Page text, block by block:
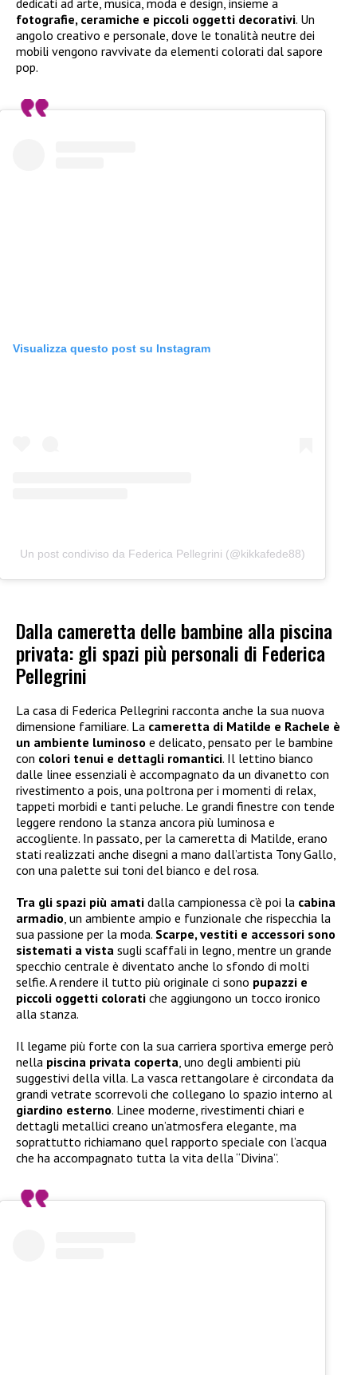
dedicati ad arte, musica, moda e design, insieme a
fotografie, ceramiche e piccoli oggetti decorativi. Un
angolo creativo e personale, dove le tonalità neutre dei
mobili vengono ravvivate da elementi colorati dal sapore
pop.
Visualizza questo post su Instagram
Un post condiviso da Federica Pellegrini (@kikkafede88)
Dalla cameretta delle bambine alla piscina
privata: gli spazi più personali di Federica
Pellegrini
La casa di Federica Pellegrini racconta anche la sua nuova
dimensione familiare. La cameretta di Matilde e Rachele è
un ambiente luminoso e delicato, pensato per le bambine
con colori tenui e dettagli romantici. Il lettino bianco
dalle linee essenziali è accompagnato da un divanetto con
rivestimento a pois, una poltrona per i momenti di relax,
tappeti morbidi e tanti peluche. Le grandi finestre con tende
leggere rendono la stanza ancora più luminosa e
accogliente. In passato, per la cameretta di Matilde, erano
stati realizzati anche disegni a mano dall’artista Tony Gallo,
con una palette sui toni del bianco e del rosa.
Tra gli spazi più amati dalla campionessa c’è poi la cabina
armadio, un ambiente ampio e funzionale che rispecchia la
sua passione per la moda. Scarpe, vestiti e accessori sono
sistemati a vista sugli scaffali in legno, mentre un grande
specchio centrale è diventato anche lo sfondo di molti
selfie. A rendere il tutto più originale ci sono pupazzi e
piccoli oggetti colorati che aggiungono un tocco ironico
alla stanza.
Il legame più forte con la sua carriera sportiva emerge però
nella piscina privata coperta, uno degli ambienti più
suggestivi della villa. La vasca rettangolare è circondata da
grandi vetrate scorrevoli che collegano lo spazio interno al
giardino esterno. Linee moderne, rivestimenti chiari e
dettagli metallici creano un’atmosfera elegante, ma
soprattutto richiamano quel rapporto speciale con l’acqua
che ha accompagnato tutta la vita della “Divina”.